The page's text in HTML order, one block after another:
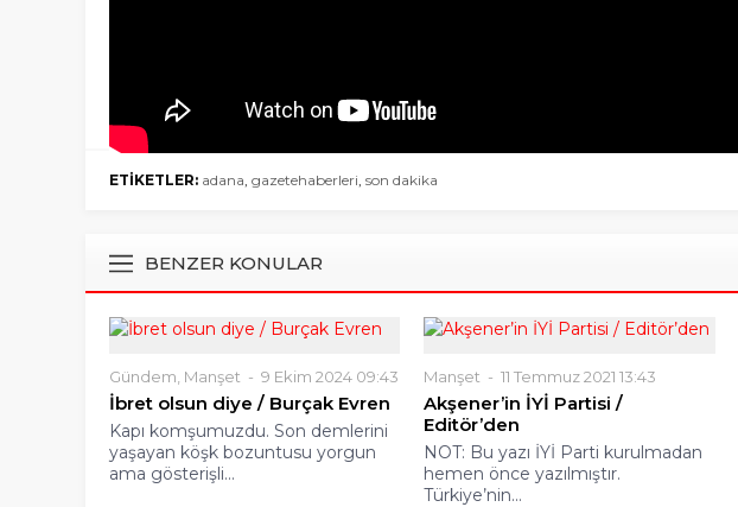
ETİKETLER: adana gazetehaberleri son dakika
BENZER KONULAR
Gündem Manşet 9 Ekim 2024 09:43
İbret olsun diye / Burçak Evren
Kapı komşumuzdu. Son demlerini
yaşayan köşk bozuntusu yorgun
ama gösterişli...
Manşet 11 Temmuz 2021 13:43
Akşener’in İYİ Partisi /
Editör’den
NOT: Bu yazı İYİ Parti kurulmadan
hemen önce yazılmıştır.
Türkiye’nin...